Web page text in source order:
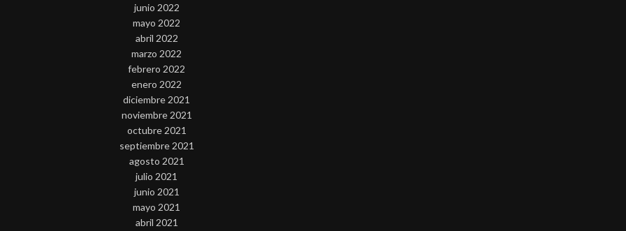
junio 2022
mayo 2022
abril 2022
marzo 2022
febrero 2022
enero 2022
diciembre 2021
noviembre 2021
octubre 2021
septiembre 2021
agosto 2021
julio 2021
junio 2021
mayo 2021
abril 2021